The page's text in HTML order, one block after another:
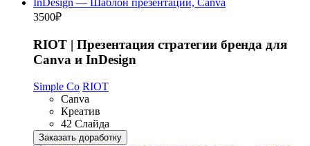
3500₽
RIOT | Презентация стратегии бренда для
Canva и InDesign
Simple Co RIOT
Canva
Креатив
42 Слайда
Заказать доработку